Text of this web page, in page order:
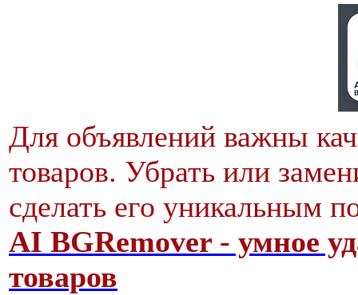
Для объявлений важны
товаров. Убрать или
сделать его уникальным
AI BGRemover - умное
товаров